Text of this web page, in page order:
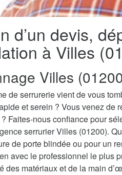
d’un devis,
à Villes
Villes
de serrurerie vient de vous
et serein ? Vous venez de
Faites-nous confiance pour
serrurier Villes (01200).
de porte blindée ou pour un
avec le professionnel le plus
des matériaux et de la main